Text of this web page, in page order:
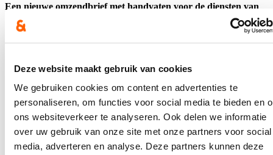
Deze website maakt gebruik van cookies
We gebruiken cookies om content en advertenties te
personaliseren, om functies voor social media te bieden en
ons websiteverkeer te analyseren. Ook delen we informatie
over uw gebruik van onze site met onze partners voor social
media, adverteren en analyse. Deze partners kunnen deze
Een nieuwe omzendbrief met handvaten voor de diensten van
de Vlaamse overheid, lokale besturen en de provincies moet
overheidsopdrachten toegankelijker maken voor kmo’s.
overheidsopdrachten kunnen verlagen.
Lees meer
Binnenland
Meer inburgeraars zullen moeten betalen
voor hun inburgeringstraject